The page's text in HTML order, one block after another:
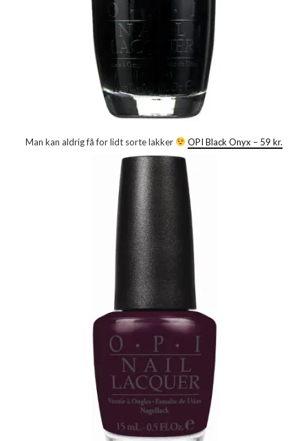
Man kan aldrig få for lidt sorte lakker OPI Black Onyx – 59 kr.